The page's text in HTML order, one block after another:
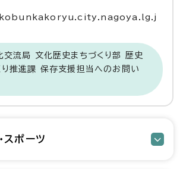
交流局 文化歴史まちづくり部 歴史
り推進課 保存支援担当へのお問い
スポーツ